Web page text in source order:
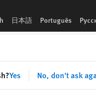
日本語 Português
Yes No, don't ask